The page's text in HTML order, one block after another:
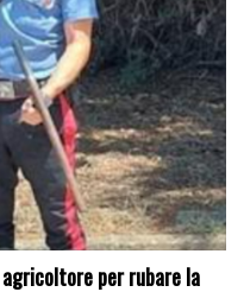
per rubare la